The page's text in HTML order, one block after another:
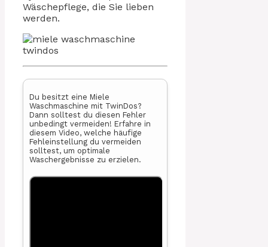
Wäschepflege, die Sie lieben
werden.
Du besitzt eine Miele
Waschmaschine mit TwinDos?
Dann solltest du diesen Fehler
unbedingt vermeiden! Erfahre in
diesem Video, welche häufige
Fehleinstellung du vermeiden
solltest, um optimale
Waschergebnisse zu erzielen.